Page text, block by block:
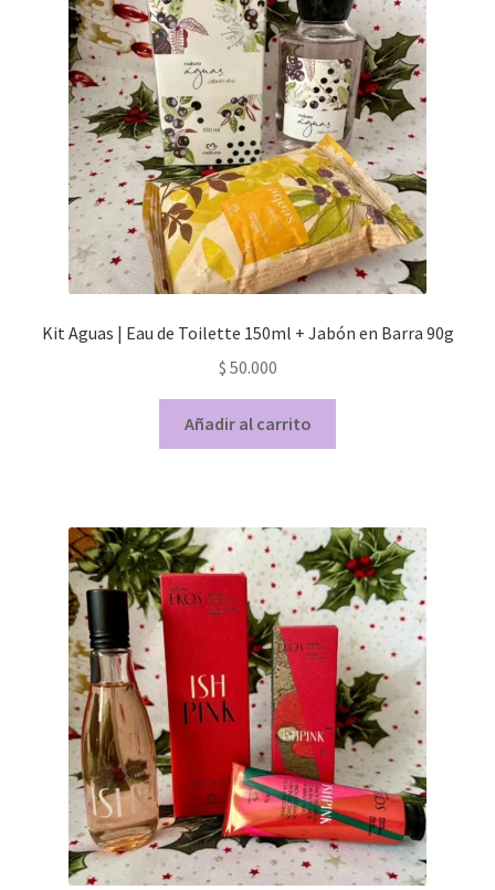
Kit Aguas | Eau de Toilette 150ml + Jabón en Barra 90g
$ 50.000
Añadir al carrito